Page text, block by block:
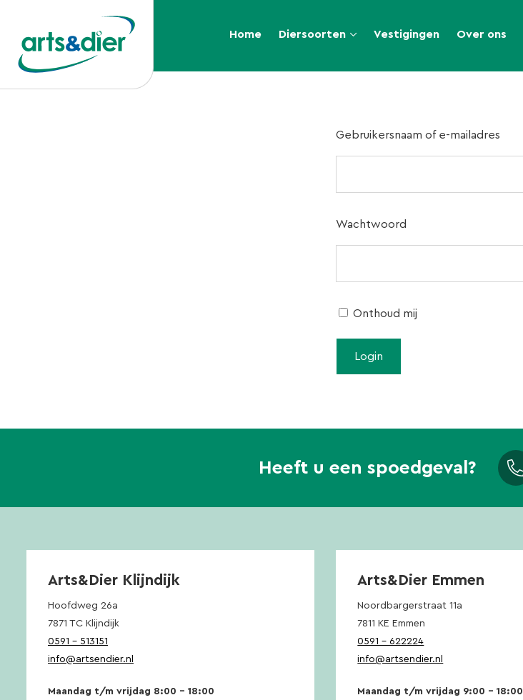
Home Diersoorten Vestigingen Over ons
Gebruikersnaam of e-mailadres
Wachtwoord
Onthoud mij
Heeft u een spoedgeval?
Arts&Dier Klijndijk
Hoofdweg 26a
7871 TC Klijndijk
0591 – 513151
info@artsendier.nl
Maandag t/m vrijdag 8:00 – 18:00
Arts&Dier Emmen
Noordbargerstraat 11a
7811 KE Emmen
0591 – 622224
info@artsendier.nl
Maandag t/m vrijdag 9:00 – 18:00